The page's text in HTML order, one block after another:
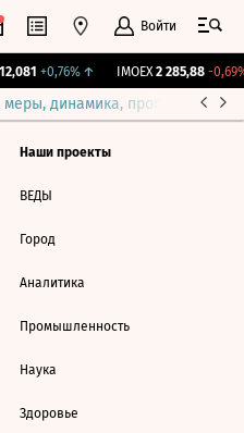
Войти
+0,76%↑ IMOEX 2 285,88 -0,69%
динамика, прогнозы
Наши проекты
ВЕДЫ
Город
Аналитика
Промышленность
Наука
Здоровье